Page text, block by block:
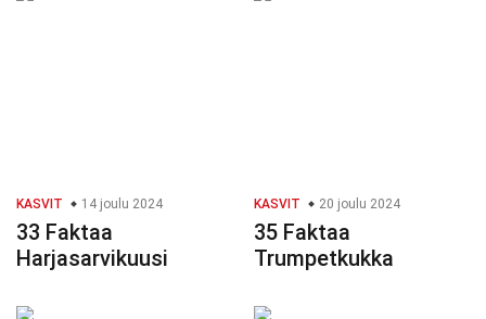
KASVIT 14 joulu 2024
33 Faktaa
Harjasarvikuusi
KASVIT 20 joulu 2024
35 Faktaa
Trumpetkukka